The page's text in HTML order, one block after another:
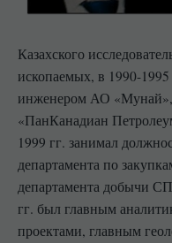
Казахского
ископаемых, в 1990-
инженером АО «Мунай»,
«ПанКанадиан
1999 гг. занимал
департамента по
департамента добычи
гг. был главным
проектами, главным